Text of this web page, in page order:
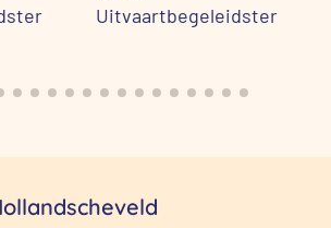
Uitvaartbegeleidster